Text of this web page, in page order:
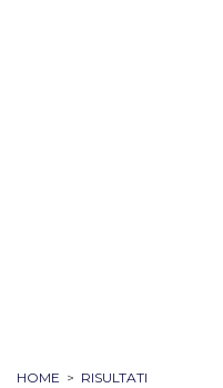
HOME > RISULTATI